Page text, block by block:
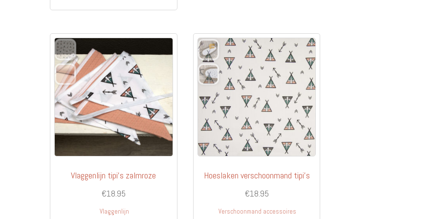
Deze
optie
op
de
productpagina
optie
kan
gekozen
worden
op
de
productpagina
Vlaggenlijn tipi’s zalmroze
€18.95
Vlaggenlijn
Hoeslaken verschoonmand tipi’s
€18.95
Verschoonmand accessoires